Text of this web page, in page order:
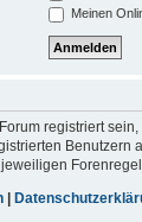
Meinen
registriert
Benutzern